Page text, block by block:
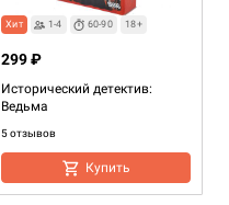
Хит 1-4 60-90 18+
Исторический детектив:
Ведьма
5 отзывов
299 ₽
Купить